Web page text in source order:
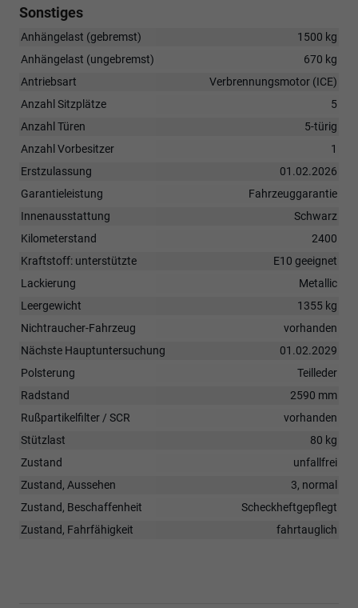
Sonstiges
Anhängelast (gebremst)
1500 kg
Anhängelast (ungebremst)
670 kg
Antriebsart
Verbrennungsmotor (ICE)
Anzahl Sitzplätze
5
Anzahl Türen
5-türig
Anzahl Vorbesitzer
1
Erstzulassung
01.02.2026
Garantieleistung
Fahrzeuggarantie
Innenausstattung
Schwarz
Kilometerstand
2400
Kraftstoff: unterstützte
E10 geeignet
Lackierung
Metallic
Leergewicht
1355 kg
Nichtraucher-Fahrzeug
vorhanden
Nächste Hauptuntersuchung
01.02.2029
Polsterung
Teilleder
Radstand
2590 mm
Rußpartikelfilter / SCR
vorhanden
Stützlast
80 kg
Zustand
unfallfrei
Zustand, Aussehen
3, normal
Zustand, Beschaffenheit
Scheckheftgepflegt
Zustand, Fahrfähigkeit
fahrtauglich